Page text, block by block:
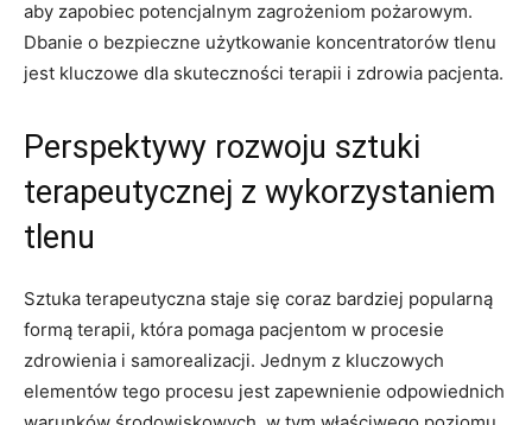
aby zapobiec potencjalnym zagrożeniom pożarowym.
Dbanie‌ o bezpieczne użytkowanie koncentratorów tlenu
jest kluczowe dla skuteczności terapii i zdrowia pacjenta.
Perspektywy rozwoju sztuki
terapeutycznej z wykorzystaniem
tlenu
Sztuka terapeutyczna staje⁣ się coraz bardziej popularną
formą terapii, która pomaga pacjentom w procesie
zdrowienia ⁢i samorealizacji. Jednym z kluczowych
elementów tego procesu jest​ zapewnienie odpowiednich